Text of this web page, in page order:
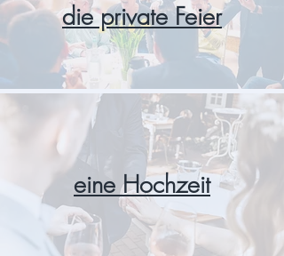
die private Feier
eine Hochzeit